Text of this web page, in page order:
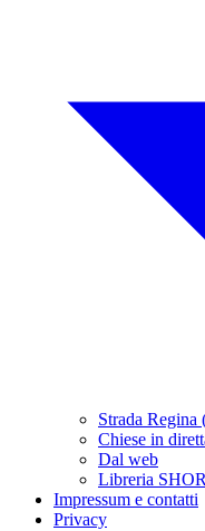
Strada
Chiese in
Dal web
Libreria
Impressum e contatti
Privacy